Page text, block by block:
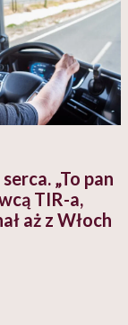
„To pan
TIR-a,
aż z Włoch